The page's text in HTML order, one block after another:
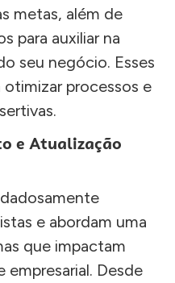
metas, além de
para auxiliar na
seu negócio. Esses
otimizar processos e
e Atualização
e abordam uma
que impactam
Desde